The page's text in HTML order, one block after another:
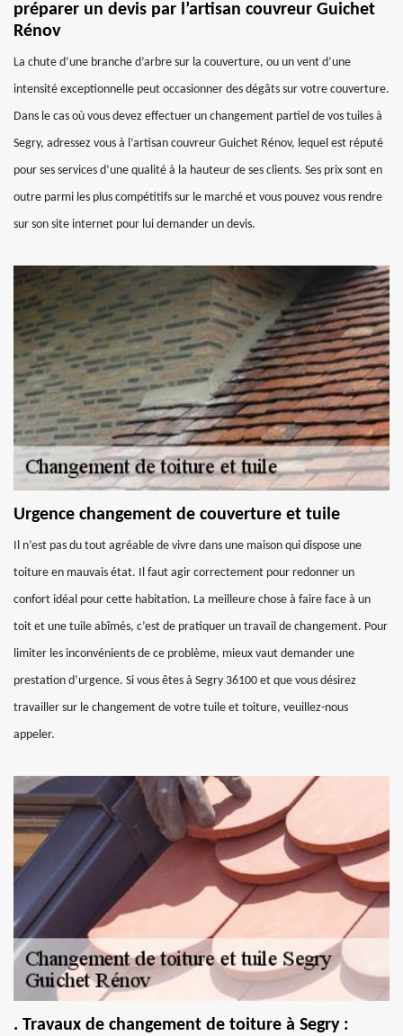
préparer un devis par l’artisan couvreur Guichet
Rénov
La chute d’une branche d’arbre sur la couverture, ou un vent d’une
intensité exceptionnelle peut occasionner des dégâts sur votre couverture.
Dans le cas où vous devez effectuer un changement partiel de vos tuiles à
Segry, adressez vous à l’artisan couvreur Guichet Rénov, lequel est réputé
pour ses services d’une qualité à la hauteur de ses clients. Ses prix sont en
outre parmi les plus compétitifs sur le marché et vous pouvez vous rendre
sur son site internet pour lui demander un devis.
Urgence changement de couverture et tuile
Il n’est pas du tout agréable de vivre dans une maison qui dispose une
toiture en mauvais état. Il faut agir correctement pour redonner un
confort idéal pour cette habitation. La meilleure chose à faire face à un
toit et une tuile abîmés, c’est de pratiquer un travail de changement. Pour
limiter les inconvénients de ce problème, mieux vaut demander une
prestation d’urgence. Si vous êtes à Segry 36100 et que vous désirez
travailler sur le changement de votre tuile et toiture, veuillez-nous
appeler.
. Travaux de changement de toiture à Segry :